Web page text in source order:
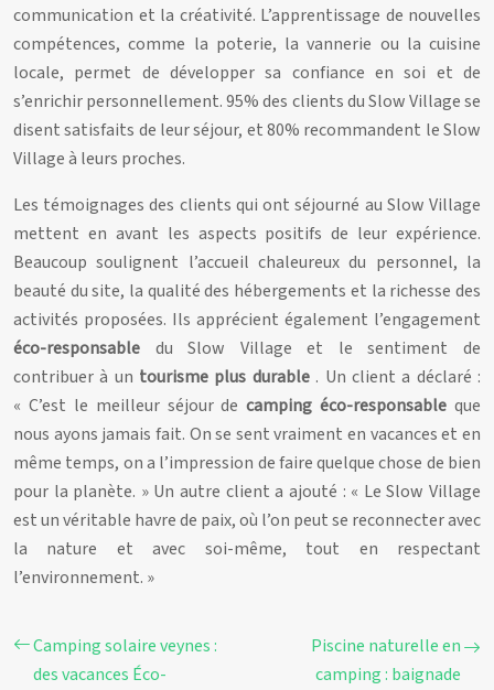
communication et la créativité. L’apprentissage de nouvelles
compétences, comme la poterie, la vannerie ou la cuisine
locale, permet de développer sa confiance en soi et de
s’enrichir personnellement. 95% des clients du Slow Village se
disent satisfaits de leur séjour, et 80% recommandent le Slow
Village à leurs proches.
Les témoignages des clients qui ont séjourné au Slow Village
mettent en avant les aspects positifs de leur expérience.
Beaucoup soulignent l’accueil chaleureux du personnel, la
beauté du site, la qualité des hébergements et la richesse des
activités proposées. Ils apprécient également l’engagement
éco-responsable du Slow Village et le sentiment de
contribuer à un tourisme plus durable . Un client a déclaré :
« C’est le meilleur séjour decamping éco-responsable que
nous ayons jamais fait. On se sent vraiment en vacances et en
même temps, on a l’impression de faire quelque chose de bien
pour la planète. » Un autre client a ajouté : « Le Slow Village
est un véritable havre de paix, où l’on peut se reconnecter avec
la nature et avec soi-même, tout en respectant
l’environnement. »
Camping solaire veynes :
des vacances Éco-
Piscine naturelle en
camping : baignade